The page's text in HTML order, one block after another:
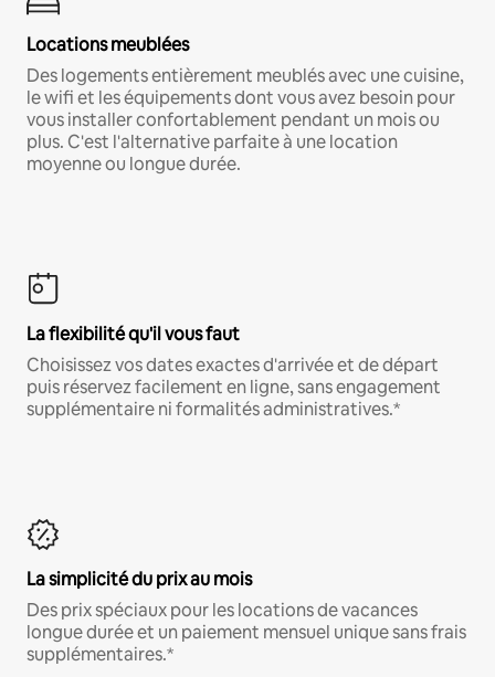
Locations meublées
Des logements entièrement meublés avec une cuisine,
le wifi et les équipements dont vous avez besoin pour
vous installer confortablement pendant un mois ou
plus. C'est l'alternative parfaite à une location
moyenne ou longue durée.
La flexibilité qu'il vous faut
Choisissez vos dates exactes d'arrivée et de départ
puis réservez facilement en ligne, sans engagement
supplémentaire ni formalités administratives.*
La simplicité du prix au mois
Des prix spéciaux pour les locations de vacances
longue durée et un paiement mensuel unique sans frais
supplémentaires.*